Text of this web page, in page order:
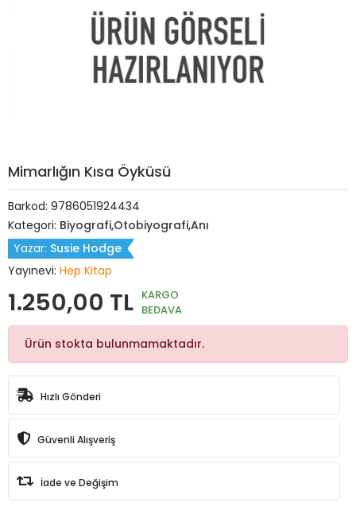
Mimarlığın Kısa Öyküsü
Barkod: 9786051924434
Kategori: Biyografi,Otobiyografi,Anı
Yazar: Susie Hodge
Yayınevi: Hep Kitap
1.250,00 TL KARGO
BEDAVA
Ürün stokta bulunmamaktadır.
Hızlı Gönderi
Güvenli Alışveriş
İade ve Değişim